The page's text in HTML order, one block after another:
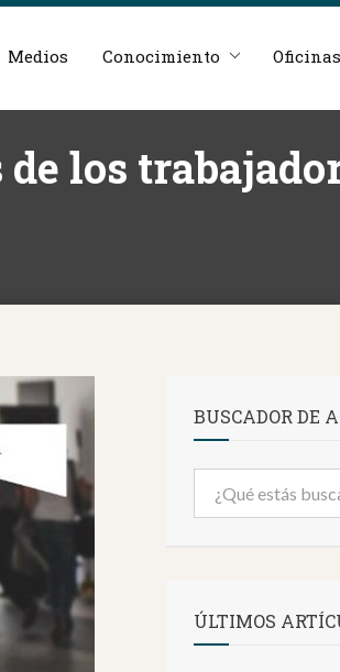
Medios Conocimiento Oficinas
los
BUSCADOR DE
ÚLTIMOS